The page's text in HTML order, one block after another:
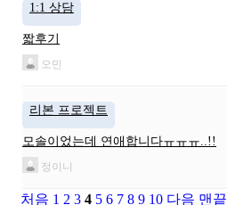
1:1 상담
짧후기
오민
리본 프로젝트
모솔이었는데 연애합니다ㅠㅠㅠ..!!
정이니
처음 1 2 3 4 5 6 7 8 9 10 다음 맨끝